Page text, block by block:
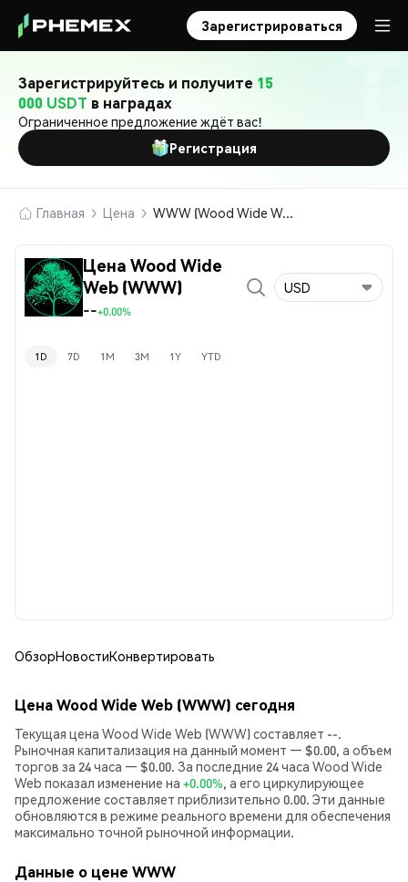
Зарегистрироваться
Зарегистрируйтесь и получите 15
000 USDT в наградах
Ограниченное предложение ждёт вас!
Регистрация
Главная Цена WWW (Wood Wide Web)
Цена Wood Wide
Web (WWW)
--+0.00%
USD
1D 7D 1M 3M 1Y YTD
ОбзорНовостиКонвертировать
Цена Wood Wide Web (WWW) сегодня
Текущая цена Wood Wide Web (WWW) составляет --.
Рыночная капитализация на данный момент — $0.00, а объем
торгов за 24 часа — $0.00. За последние 24 часа Wood Wide
Web показал изменение на +0.00%, а его циркулирующее
предложение составляет приблизительно 0.00. Эти данные
обновляются в режиме реального времени для обеспечения
максимально точной рыночной информации.
Данные о цене WWW